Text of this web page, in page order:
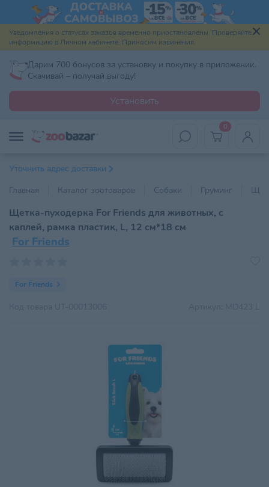
Уведомления о статусах заказов временно приостановлены. Проверяйте
информацию в Личном кабинете. Приносим извинения.
Дарим 700 бонусов за установку и покупку в приложении.
Скачивай – получай выгоду!
Установить
0
Уточнить адрес доставки
Главная
Каталог зоотоваров Собаки Груминг
Щетка-пуходерка For Friends для животных, с
каплей, рамка пластик, L, 12 см*18 см
For Friends
For Friends